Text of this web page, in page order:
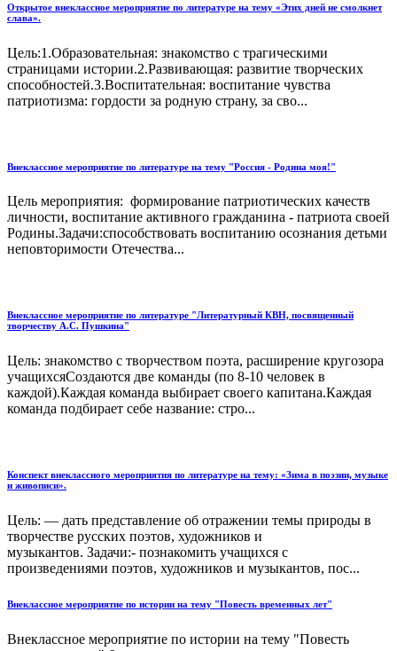
Открытое внеклассное мероприятие по литературе на тему «Этих дней не смолкнет
слава».
Цель:1.Образовательная: знакомство с трагическими
страницами истории.2.Развивающая: развитие творческих
способностей.3.Воспитательная: воспитание чувства
патриотизма: гордости за родную страну, за сво...
Внеклассное мероприятие по литературе на тему "Россия - Родина моя!"
Цель мероприятия: формирование патриотических качеств
личности, воспитание активного гражданина - патриота своей
Родины.Задачи:способствовать воспитанию осознания детьми
неповторимости Отечества...
Внеклассное мероприятие по литературе "Литературный КВН, посвященный
творчеству А.С. Пушкина"
Цель: знакомство с творчеством поэта, расширение кругозора
учащихсяСоздаются две команды (по 8-10 человек в
каждой).Каждая команда выбирает своего капитана.Каждая
команда подбирает себе название: стро...
Конспект внеклассного мероприятия по литературе на тему: «Зима в поэзии, музыке
и живописи».
Цель: — дать представление об отражении темы природы в
творчестве русских поэтов, художников и
музыкантов. Задачи:- познакомить учащихся с
произведениями поэтов, художников и музыкантов, пос...
Внеклассное мероприятие по истории на тему "Повесть временных лет"
Внеклассное мероприятие по истории на тему "Повесть